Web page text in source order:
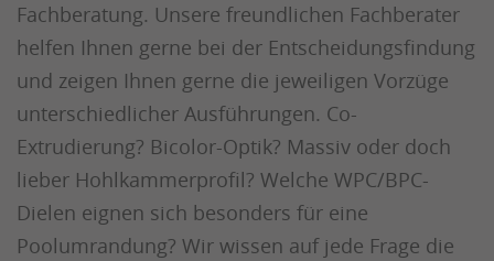
Fachberatung. Unsere freundlichen Fachberater
helfen Ihnen gerne bei der Entscheidungsfindung
und zeigen Ihnen gerne die jeweiligen Vorzüge
unterschiedlicher Ausführungen. Co-
Extrudierung? Bicolor-Optik? Massiv oder doch
lieber Hohlkammerprofil? Welche WPC/BPC-
Dielen eignen sich besonders für eine
Poolumrandung? Wir wissen auf jede Frage die